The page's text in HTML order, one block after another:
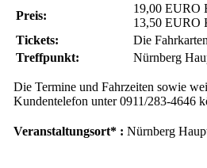
Preis:
19,00 EURO
13,50 EURO
Tickets:
Die
Treffpunkt:
Nürnberg
Die Termine und Fahrzeiten sowie
Kundentelefon unter 0911/283-4646
Veranstaltungsort* : Nürnberg